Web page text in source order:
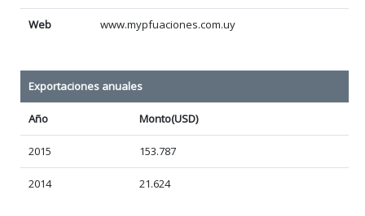
Web www.mypfuaciones.com.uy
Exportaciones anuales
Año Monto(USD)
2015 153.787
2014 21.624